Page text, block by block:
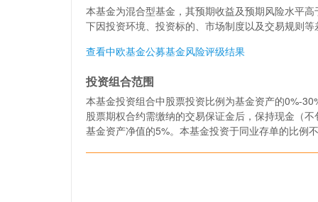
本基金为混合型基金，其预期收益及预期风险水平
下因投资环境、投资标的、市场制度以及交易规则
查看中欧基金公募基金风险评级结果
投资组合范围
本基金投资组合中股票投资比例为基金资产的0%-
股票期权合约需缴纳的交易保证金后，保持现金（
基金资产净值的5%。本基金投资于同业存单的比例